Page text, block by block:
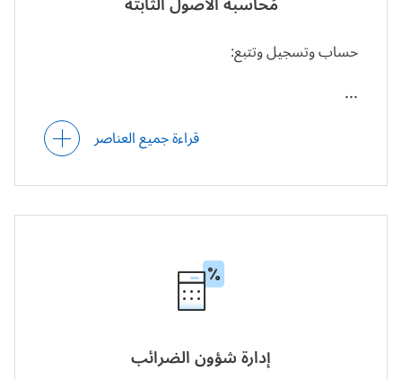
حساب وتسجيل وتتبع:
التكاليف الأصلية، والتكاليف الرأسمالية (التكاليف
المرسملة)، والقيمة الحالية للأصول الثابتة، بما في
ذلك الأصول الموجودة في مواقع ومناطق متعددة.
الأصول المادية الثابتة) باستخدام طرق مُتعددة
المتناقص المزدوج، وطريقة وحدات الإنتاج،
حساب الإهلاك) أو بناءً على جداول الإهلاك
قراءة جميع العناصر
إدارة شؤون الضرائب